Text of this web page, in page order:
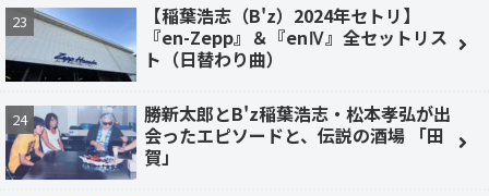
【稲葉浩志（B'z）2024年セトリ】
『en-Zepp』＆『enⅣ』全セットリス
ト（日替わり曲）
勝新太郎とB'z稲葉浩志・松本孝弘が出
会ったエピソードと、伝説の酒場 「田
賀」